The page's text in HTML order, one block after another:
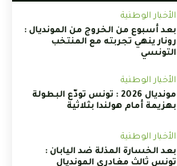
الأخبار الوطنية
بعد أسبوع من الخروج من المونديال :
رونار ينهي تجربته مع المنتخب
التونسي
الأخبار الوطنية
مونديال 2026 : تونس تودّع البطولة
بهزيمة أمام هولندا بثلاثية
الأخبار الوطنية
بعد الخسارة المذلة ضد اليابان :
تونس ثالث مغادري المونديال